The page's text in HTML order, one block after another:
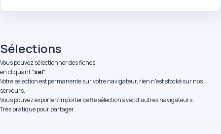
Sélections
Vous pouvez sélectionner des fiches,
en cliquant "sel".
Votre sélection est permanente sur votre navigateur, rien n'est stocké sur nos
serveurs.
Vous pouvez exporter/importer cette sélection avec d'autres navigateurs.
Très pratique pour partager.